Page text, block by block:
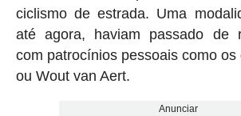
ciclismo de estrada. Uma
até agora, haviam passado de
com patrocínios pessoais como os
ou Wout van Aert.
Anunciar